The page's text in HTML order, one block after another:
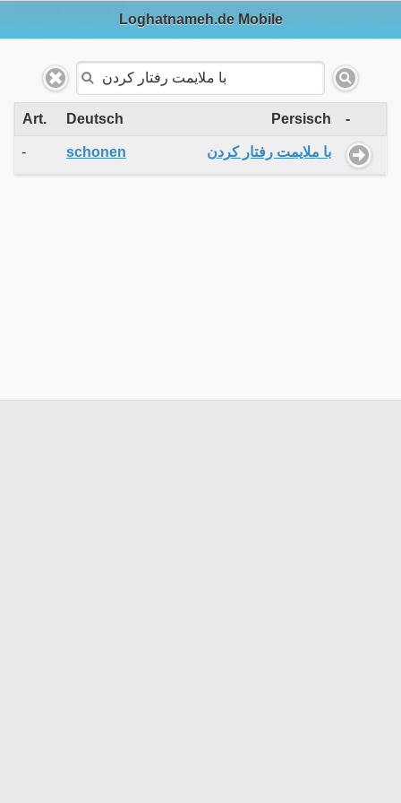
Loghatnameh.de Mobile
Art. Deutsch Persisch -
- schonen با ملایمت رفتار کردن